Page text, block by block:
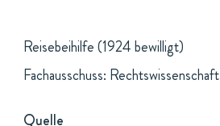
Reisebeihilfe (1924 bewilligt)
Fachausschuss: Rechtswissenschaft
Quelle